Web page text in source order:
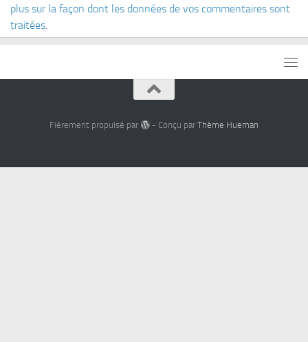
plus sur la façon dont les données de vos commentaires sont
traitées
Fièrement propulsé par - Conçu par Thème Hueman